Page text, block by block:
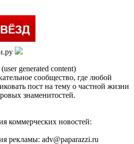
generated content)
сообщество, где любой
пост на тему о частной жизни
знаменитостей.
коммерческих новостей:
рекламы: adv@paparazzi.ru